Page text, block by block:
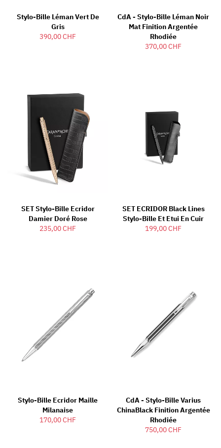
Stylo-Bille Léman Vert De
Gris
390,00 CHF
CdA - Stylo-Bille Léman Noir
Mat Finition Argentée
Rhodiée
370,00 CHF
SET Stylo-Bille Ecridor
Damier Doré Rose
235,00 CHF
SET ECRIDOR Black Lines
Stylo-Bille Et Etui En Cuir
199,00 CHF
Stylo-Bille Ecridor Maille
Milanaise
170,00 CHF
CdA - Stylo-Bille Varius
ChinaBlack Finition Argentée
Rhodiée
750,00 CHF